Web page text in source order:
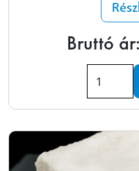
Bruttó